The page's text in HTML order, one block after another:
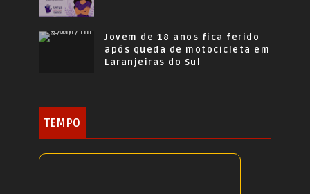
Jovem de 18 anos fica ferido
após queda de motocicleta em
Laranjeiras do Sul
TEMPO